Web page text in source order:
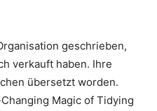
geschrieben,
verkauft haben. Ihre
übersetzt worden.
Magic of Tidying